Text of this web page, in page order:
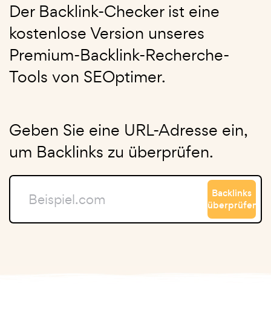
Der Backlink-Checker ist eine
kostenlose Version unseres
Premium-Backlink-Recherche-
Tools von SEOptimer.
Geben Sie eine URL-Adresse ein,
um Backlinks zu überprüfen.
Backlinks
überprüfen